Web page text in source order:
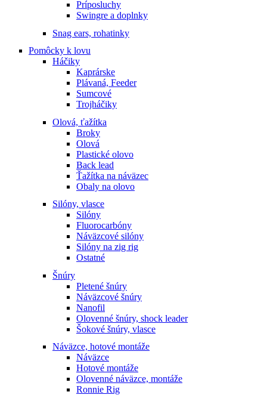
Príposluchy
Swingre a doplnky
Snag ears, rohatinky
Pomôcky k lovu
Háčiky
Kaprárske
Plávaná, Feeder
Sumcové
Trojháčiky
Olová, ťažítka
Broky
Olová
Plastické olovo
Back lead
Ťažítka na náväzec
Obaly na olovo
Silóny, vlasce
Silóny
Fluorocarbóny
Náväzcové silóny
Silóny na zig rig
Ostatné
Šnúry
Pletené šnúry
Náväzcové šnúry
Nanofil
Olovenné šnúry, shock leader
Šokové šnúry, vlasce
Náväzce, hotové montáže
Náväzce
Hotové montáže
Olovenné náväzce, montáže
Ronnie Rig